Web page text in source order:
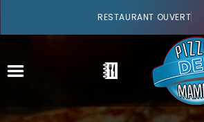
RESTAURANT OUVERT